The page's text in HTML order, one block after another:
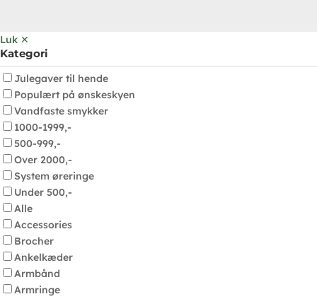
Luk ✕
Kategori
Julegaver til hende
Populært på ønskeskyen
Vandfaste smykker
1000-1999,-
500-999,-
Over 2000,-
System øreringe
Under 500,-
Alle
Accessories
Brocher
Ankelkæder
Armbånd
Armringe